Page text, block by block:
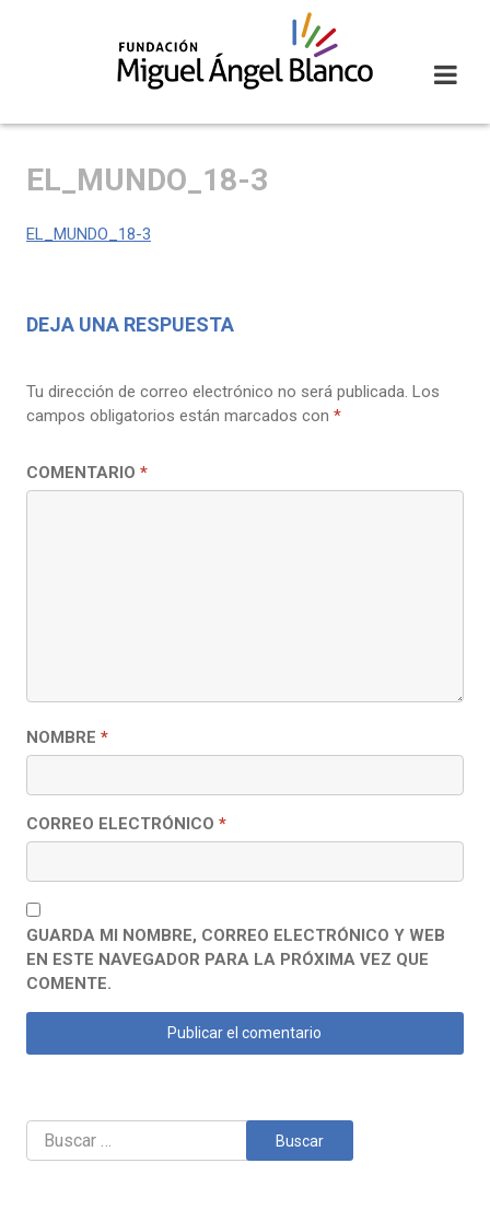
EL_MUNDO_18-3
EL_MUNDO_18-3
DEJA UNA RESPUESTA
Tu dirección de correo electrónico no será publicada. Los
campos obligatorios están marcados con *
COMENTARIO *
NOMBRE *
CORREO ELECTRÓNICO *
GUARDA MI NOMBRE, CORREO ELECTRÓNICO Y WEB
EN ESTE NAVEGADOR PARA LA PRÓXIMA VEZ QUE
COMENTE.
Buscar: